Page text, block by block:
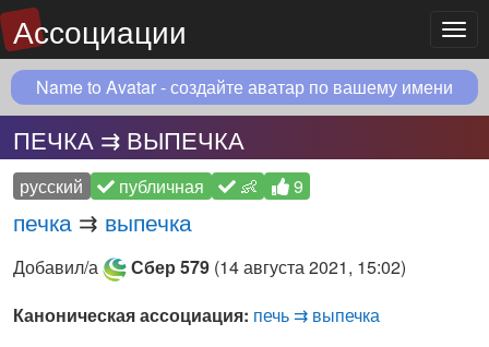
Ассоциации
Name to Avatar - создайте аватар по вашему имени
ПЕЧКА ⇉ ВЫПЕЧКА
русский публичная 👶 9
печка ⇉ выпечка
Добавил/а Сбер 579 (14 августа 2021, 15:02)
Каноническая ассоциация: печь ⇉ выпечка